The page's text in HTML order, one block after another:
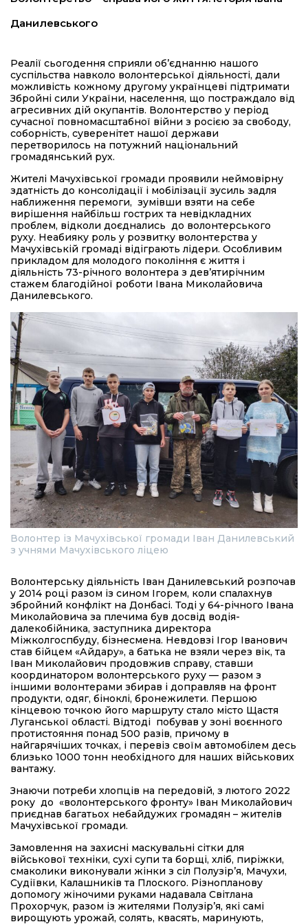
Данилевського
Реалії сьогодення сприяли об’єднанню нашого
суспільства навколо волонтерської діяльності, дали
можливість кожному другому українцеві підтримати
Збройні сили України, населення, що постраждало від
агресивних дій окупантів. Волонтерство у період
сучасної повномасштабної війни з росією за свободу,
соборність, суверенітет нашої держави
перетворилось на потужний національний
громадянський рух.
Жителі Мачухівської громади проявили неймовірну
здатність до консолідації і мобілізації зусиль задля
наближення перемоги, зумівши взяти на себе
вирішення найбільш гострих та невідкладних
проблем, відколи доєднались до волонтерського
руху. Неабияку роль у розвитку волонтерства у
Мачухівській громаді відіграють лідери. Особливим
прикладом для молодого покоління є життя і
діяльність 73-річного волонтера з дев’ятирічним
стажем благодійної роботи Івана Миколайовича
Данилевського.
Волонтер із Мачухівської громади Іван Данилевський
з учнями Мачухівського ліцею
Волонтерську діяльність Іван Данилевський розпочав
у 2014 році разом із сином Ігорем, коли спалахнув
збройний конфлікт на Донбасі. Тоді у 64-річного Івана
Миколайовича за плечима був досвід водія-
далекобійника, заступника директора
Міжколгоспбуду, бізнесмена. Невдовзі Ігор Іванович
став бійцем «Айдару», а батька не взяли через вік, та
Іван Миколайович продовжив справу, ставши
координатором волонтерського руху — разом з
іншими волонтерами збирав і доправляв на фронт
продукти, одяг, біноклі, бронежилети. Першою
кінцевою точкою його маршруту стало місто Щастя
Луганської області. Відтоді побував у зоні воєнного
протистояння понад 500 разів, причому в
найгарячіших точках, і перевіз своїм автомобілем десь
близько 1000 тонн необхідного для наших військових
вантажу.
Знаючи потреби хлопців на передовій, з лютого 2022
року до «волонтерського фронту» Іван Миколайович
приєднав багатьох небайдужих громадян – жителів
Мачухівської громади.
Замовлення на захисні маскувальні сітки для
військової техніки, сухі супи та борщі, хліб, пиріжки,
смаколики виконували жінки з сіл Полузір’я, Мачухи,
Судіївки, Калашників та Плоского. Різнопланову
допомогу жіночими руками надавала Світлана
Прохорчук, разом із жителями Полузір’я, які самі
вирощують урожай, солять, квасять, маринують,